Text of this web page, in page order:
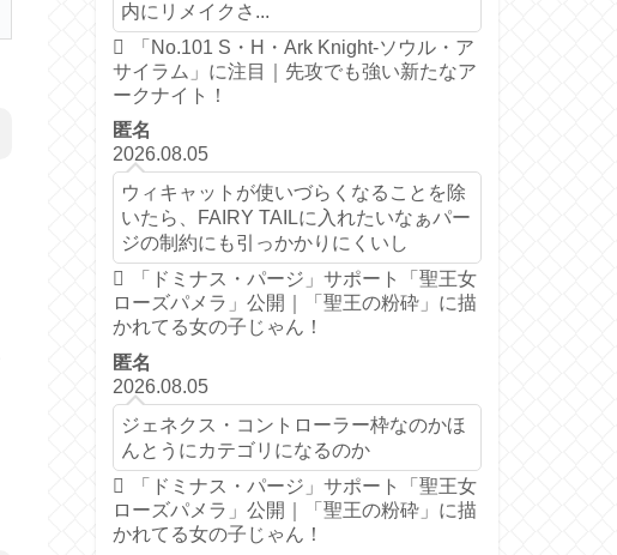
内にリメイクさ...
「No.101 S・H・Ark Knight-ソウル・ア
サイラム」に注目｜先攻でも強い新たなア
ークナイト！
匿名
2026.08.05
ウィキャットが使いづらくなることを除
いたら、FAIRY TAILに入れたいなぁパー
ジの制約にも引っかかりにくいし
「ドミナス・パージ」サポート「聖王女
ローズパメラ」公開｜「聖王の粉砕」に描
かれてる女の子じゃん！
匿名
2026.08.05
ジェネクス・コントローラー枠なのかほ
んとうにカテゴリになるのか
「ドミナス・パージ」サポート「聖王女
ローズパメラ」公開｜「聖王の粉砕」に描
かれてる女の子じゃん！